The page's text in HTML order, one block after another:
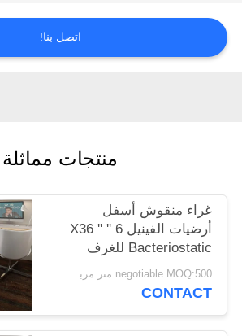
خريطة
الموقع
اتصل بنا!
منتجات مماثلة
غراء منقوش أسفل
أرضيات الفينيل 6 '' X36 ''
Bacteriostatic للغرف
والمحلات والمكاتب
negotiable MOQ:500 متر مربع لكل لون
CONTACT